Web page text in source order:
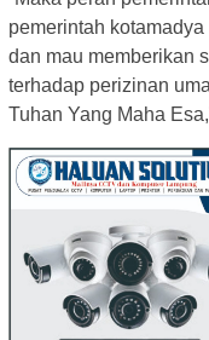
pemerintah
dan mau memberikan
terhadap perizinan
Tuhan Yang Maha